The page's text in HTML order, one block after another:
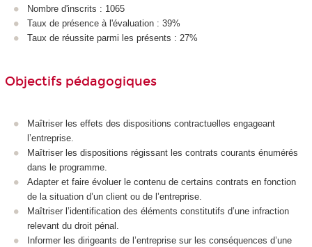
Nombre d'inscrits : 1065
Taux de présence à l'évaluation : 39%
Taux de réussite parmi les présents : 27%
Objectifs pédagogiques
Maîtriser les effets des dispositions contractuelles engageant
l’entreprise.
Maîtriser les dispositions régissant les contrats courants énumérés
dans le programme.
Adapter et faire évoluer le contenu de certains contrats en fonction
de la situation d’un client ou de l’entreprise.
Maîtriser l’identification des éléments constitutifs d’une infraction
relevant du droit pénal.
Informer les dirigeants de l’entreprise sur les conséquences d’une